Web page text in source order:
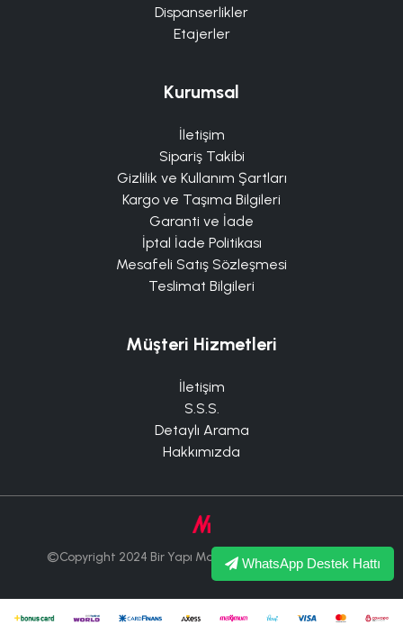
Dispanserlikler
Etajerler
Kurumsal
İletişim
Sipariş Takibi
Gizlilik ve Kullanım Şartları
Kargo ve Taşıma Bilgileri
Garanti ve İade
İptal İade Politikası
Mesafeli Satış Sözleşmesi
Teslimat Bilgileri
Müşteri Hizmetleri
İletişim
S.S.S.
Detaylı Arama
Hakkımızda
©Copyright 2024 Bir Yapı Market Tüm Hakları Saklıdır.
WhatsApp Destek Hattı